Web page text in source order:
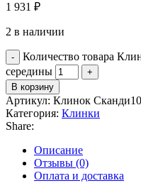
1 931 ₽
2 в наличии
Количество товара
середины
В корзину
Артикул: Клинок
Категория: Клинки
Share:
Описание
Отзывы (0)
Оплата и доставка